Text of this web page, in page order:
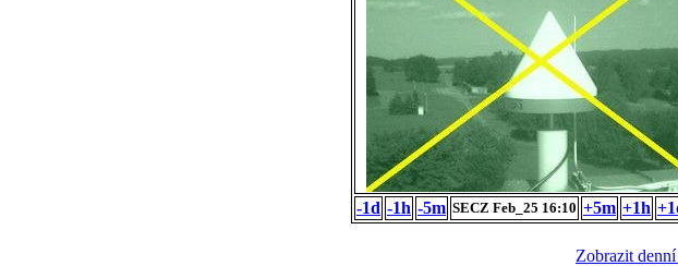
-1d -1h -5m SECZ Feb_25 16:10 +5m +1h
Zobrazit